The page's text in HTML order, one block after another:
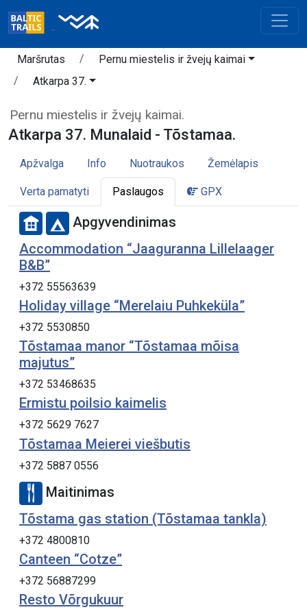
Maršrutas
Pernu miestelis ir žvejų kaimai
Atkarpa 37.
Pernu miestelis ir žvejų kaimai.
Atkarpa 37. Munalaid - Tõstamaa.
Apžvalga Info Nuotraukos Žemėlapis
Verta pamatyti Paslaugos GPX
Apgyvendinimas
Accommodation “Jaaguranna Lillelaager
B&B”
+372 55563639
Holiday village “Merelaiu Puhkeküla”
+372 5530850
Tõstamaa manor “Tõstamaa mõisa
majutus”
+372 53468635
Ermistu poilsio kaimelis
+372 5629 7627
Tõstamaa Meierei viešbutis
+372 5887 0556
Maitinimas
Tõstama gas station (Tõstamaa tankla)
+372 4800810
Canteen “Cotze”
+372 56887299
Resto Võrgukuur